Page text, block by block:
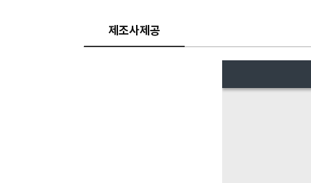
제조사제공